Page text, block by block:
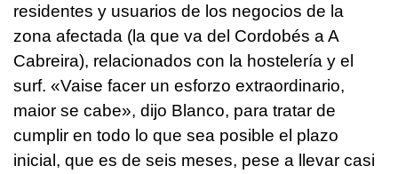
residentes y usuarios de los negocios de la
zona afectada (la que va del Cordobés a A
Cabreira), relacionados con la hostelería y el
surf. «Vaise facer un esforzo extraordinario,
maior se cabe», dijo Blanco, para tratar de
cumplir en todo lo que sea posible el plazo
inicial, que es de seis meses, pese a llevar casi